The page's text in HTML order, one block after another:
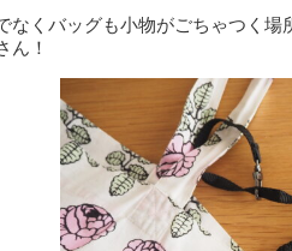
なくバッグも小物がごちゃつく
ん！